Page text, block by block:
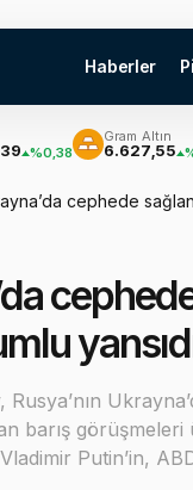
Haberler
Gram Altın
6.627,55 %2,58
cephede
Rusya’nın
barış görüşmeleri
Putin’in,